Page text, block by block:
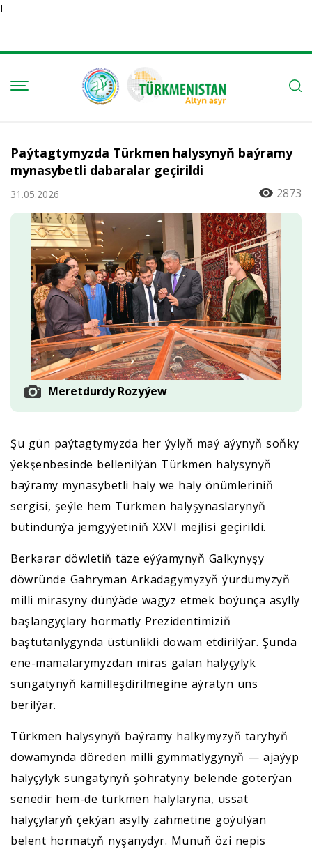
Ï
Paýtagtymyzda Türkmen halysynyň baýramy
mynasybetli dabaralar geçirildi
31.05.2026 2873
Meretdurdy Rozyýew
Şu gün paýtagtymyzda her ýylyň maý aýynyň soňky
ýekşenbesinde bellenilýän Türkmen halysynyň
baýramy mynasybetli haly we haly önümleriniň
sergisi, şeýle hem Türkmen halyşynaslarynyň
bütindünýä jemgyýetiniň XXVI mejlisi geçirildi.
Berkarar döwletiň täze eýýamynyň Galkynyşy
döwründe Gahryman Arkadagymyzyň ýurdumyzyň
milli mirasyny dünýäde wagyz etmek boýunça asylly
başlangyçlary hormatly Prezidentimiziň
baştutanlygynda üstünlikli dowam etdirilýär. Şunda
ene-mamalarymyzdan miras galan halyçylyk
sungatynyň kämilleşdirilmegine aýratyn üns
berilýär.
Türkmen halysynyň baýramy halkymyzyň taryhyň
dowamynda döreden milli gymmatlygynyň — ajaýyp
halyçylyk sungatynyň şöhratyny belende göterýän
senedir hem-de türkmen halylaryna, ussat
halyçylaryň çekýän asylly zähmetine goýulýan
belent hormatyň nyşanydyr. Munuň özi nepis